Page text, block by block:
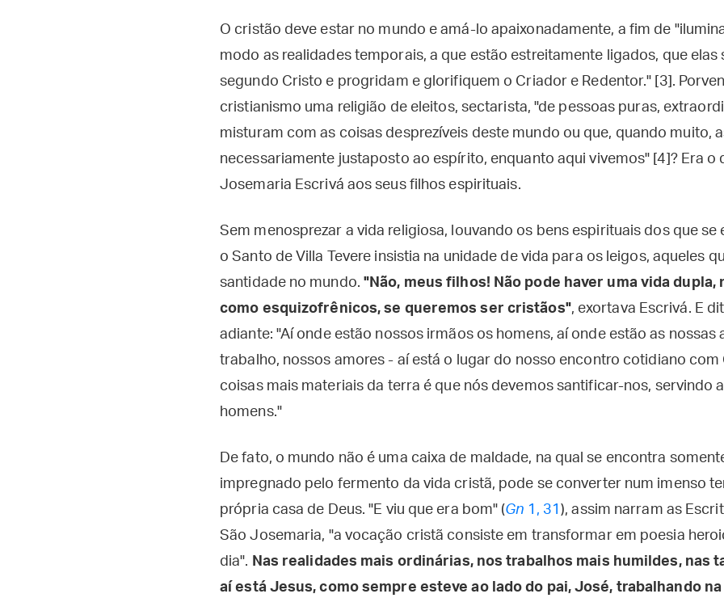
O cristão deve estar no mundo e amá-lo apaixonadamente, a fim de
modo as realidades temporais, a que estão estreitamente ligados, que elas
segundo Cristo e progridam e glorifiquem o Criador e Redentor." [3].
cristianismo uma religião de eleitos, sectarista, "de pessoas puras,
misturam com as coisas desprezíveis deste mundo ou que, quando muito,
necessariamente justaposto ao espírito, enquanto aqui vivemos" [4]? Era o
Josemaria Escrivá aos seus filhos espirituais.
Sem menosprezar a vida religiosa, louvando os bens espirituais dos que se
o Santo de Villa Tevere insistia na unidade de vida para os leigos, aqueles
santidade no mundo."Não, meus filhos! Não pode haver uma vida dupla,
como esquizofrênicos, se queremos ser cristãos", exortava Escrivá. E
adiante: "Aí onde estão nossos irmãos os homens, aí onde estão as nossas
trabalho, nossos amores - aí está o lugar do nosso encontro cotidiano com
coisas mais materiais da terra é que nós devemos santificar-nos, servindo
homens."
De fato, o mundo não é uma caixa de maldade, na qual se encontra
impregnado pelo fermento da vida cristã, pode se converter num imenso
própria casa de Deus. "E viu que era bom" (Gn 1, 31 ), assim narram as
São Josemaria, "a vocação cristã consiste em transformar em poesia
dia". Nas realidades mais ordinárias, nos trabalhos mais humildes, nas
aí está Jesus, como sempre esteve ao lado do pai, José, trabalhando